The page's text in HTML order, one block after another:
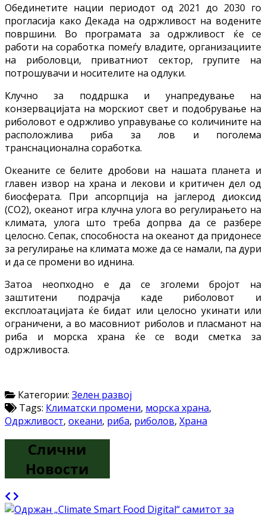
Обединетите нации периодот од 2021 до 2030 го
прогласија како Декада на одржливост на водените
површини. Во програмата за одржливост ќе се
работи на соработка помеѓу владите, организациите
на риболовци, приватниот сектор, групите на
потрошувачи и носителите на одлуки.
Клучно за поддршка и унапредување на
конзервацијата на морскиот свет и подобрување на
риболовот е одржливо управување со количините на
расположлива риба за лов и поголема
транснационална соработка.
Океаните се белите дробови на нашата планета и
главен извор на храна и лекови и критичен дел од
биосферата. При апсорпција на јаглерод диоксид
(СО2), океанот игра клучна улога во регулирањето на
климата, улога што треба допрва да се разбере
целосно. Сепак, способноста на океанот да придонесе
за регулирање на климата може да се намали, па дури
и да се промени во иднина.
Затоа неопходно е да се зголеми бројот на
заштитени подрачја каде риболовот и
експлоатацијата ќе бидат или целосно укинати или
ограничени, а во масовниот риболов и пласманот на
риба и морска храна ќе се води сметка за
одржливоста.
Категории: Зелен развој
Tags: Климатски промени, морска храна,
Одржливост, океани, риба, риболов, Храна
Слични
Новости